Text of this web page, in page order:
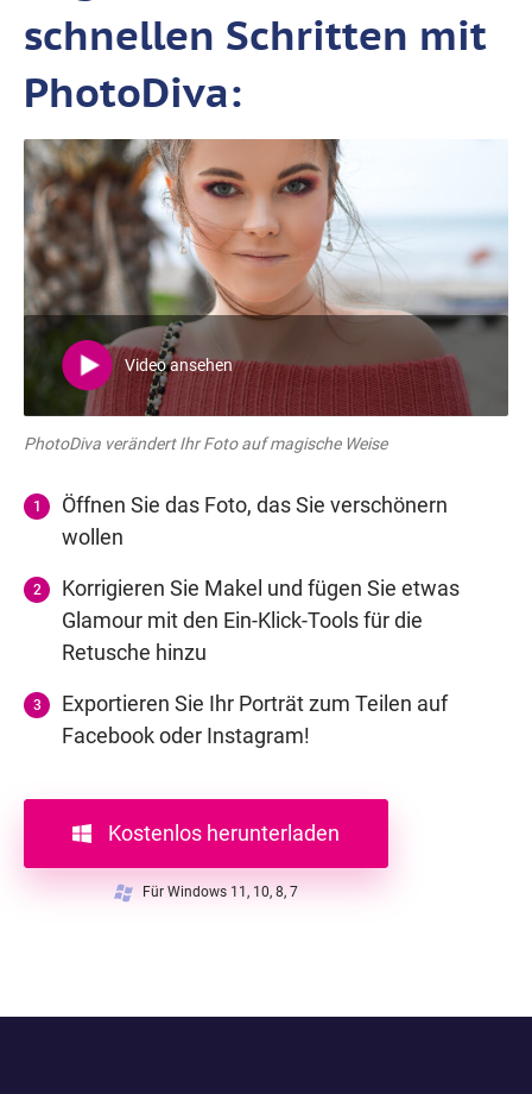
schnellen Schritten mit
PhotoDiva:
Video ansehen
PhotoDiva verändert Ihr Foto auf magische Weise
Öffnen Sie das Foto, das Sie verschönern
wollen
Korrigieren Sie Makel und fügen Sie etwas
Glamour mit den Ein-Klick-Tools für die
Retusche hinzu
Exportieren Sie Ihr Porträt zum Teilen auf
Facebook oder Instagram!
Kostenlos herunterladen
Für Windows 11, 10, 8, 7